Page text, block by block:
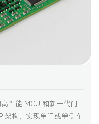
性能 MCU 和新一代门
架构，实现单门或单侧车